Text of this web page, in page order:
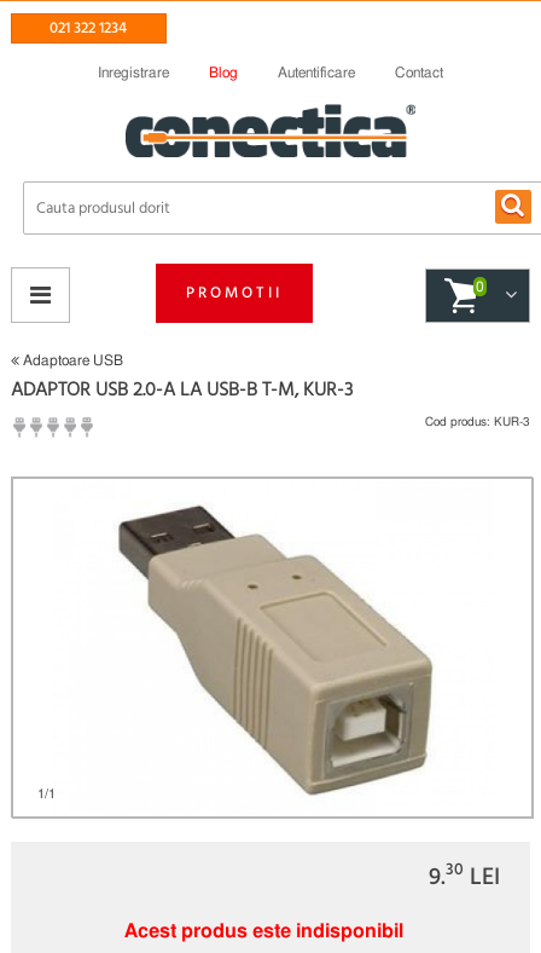
021 322 1234
Inregistrare Blog Autentificare Contact
PROMOTII 0
Adaptoare USB
1/1
ADAPTOR USB 2.0-A LA USB-B T-M, KUR-3
Fii primul care scrie un review
Cod produs: KUR-3
9.30 LEI
Acest produs este indisponibil